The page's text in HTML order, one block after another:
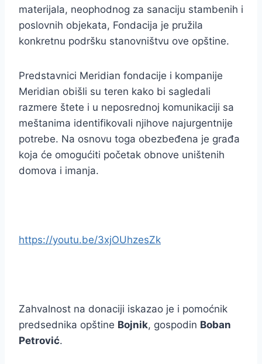
materijala, neophodnog za sanaciju stambenih i
poslovnih objekata, Fondacija je pružila
konkretnu podršku stanovništvu ove opštine.
Predstavnici Meridian fondacije i kompanije
Meridian obišli su teren kako bi sagledali
razmere štete i u neposrednoj komunikaciji sa
meštanima identifikovali njihove najurgentnije
potrebe. Na osnovu toga obezbeđena je građa
koja će omogućiti početak obnove uništenih
domova i imanja.
https://youtu.be/3xjOUhzesZk
Zahvalnost na donaciji iskazao je i pomoćnik
predsednika opštine Bojnik, gospodin Boban
Petrović.